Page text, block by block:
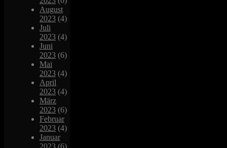
August
2023 (4)
Juli
2023 (4)
Juni
2023 (6)
Mai
2023 (4)
April
2023 (4)
März
2023 (6)
Februar
2023 (4)
Januar
2023 (6)